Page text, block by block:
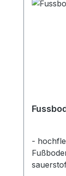
-